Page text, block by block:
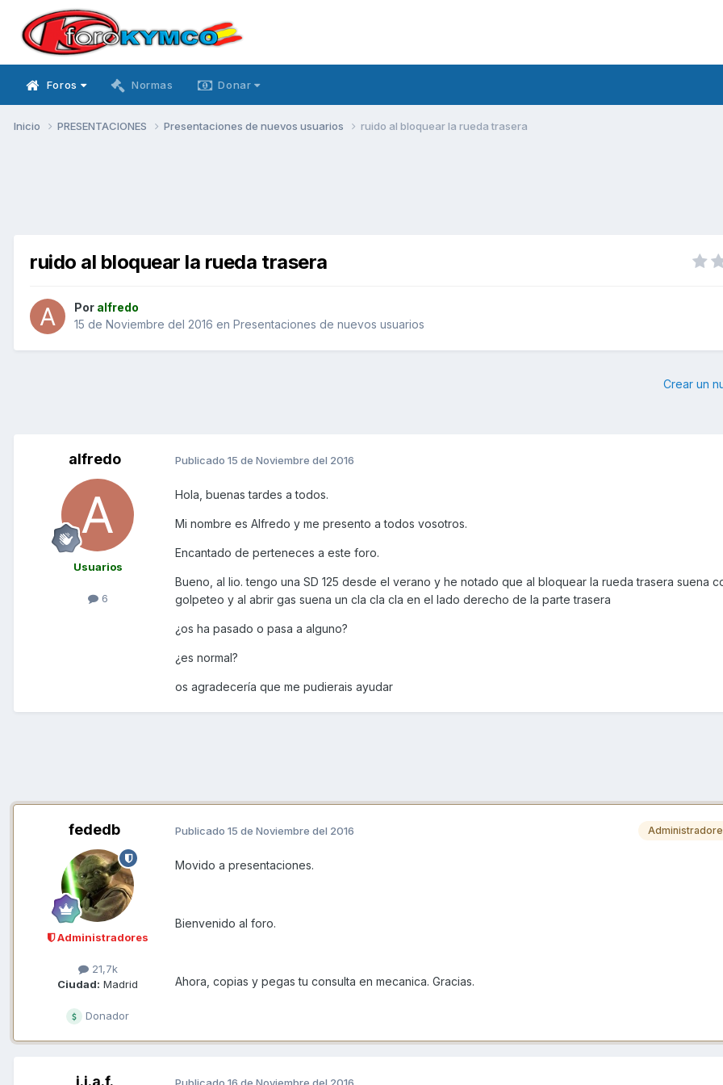
Foros Normas Donar
Inicio PRESENTACIONES Presentaciones de nuevos usuarios ruido al bloquear la rueda trasera
ruido al bloquear la rueda trasera
Por alfredo
15 de Noviembre del 2016 en Presentaciones de nuevos usuarios
Crear un
alfredo
Usuarios
6
Publicado 15 de Noviembre del 2016
Hola, buenas tardes a todos.
Mi nombre es Alfredo y me presento a todos vosotros.
Encantado de perteneces a este foro.
Bueno, al lio. tengo una SD 125 desde el verano y he notado que al bloquear la rueda trasera suena
golpeteo y al abrir gas suena un cla cla cla en el lado derecho de la parte trasera
¿os ha pasado o pasa a alguno?
¿es normal?
os agradecería que me pudierais ayudar
fededb
Administradores
21,7k
Ciudad: Madrid
Donador
Publicado 15 de Noviembre del 2016
Movido a presentaciones.
Bienvenido al foro.
Ahora, copias y pegas tu consulta en mecanica. Gracias.